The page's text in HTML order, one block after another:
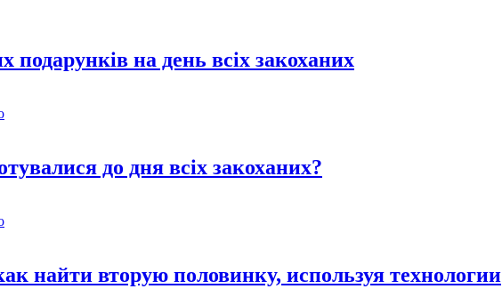
подарунків на день всіх закоханих
до дня всіх закоханих?
найти вторую половинку, используя технологии